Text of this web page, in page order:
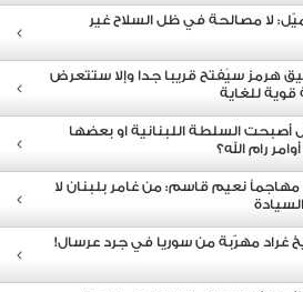
لا مصالحة في ظل السلاح غير
هرمز سيُفتح قريبا جدا وإلا ستتعرض
قوية للغاية
أصبحت السلطة اللبنانية او بعضها
رام الله؟
نعيم قاسم: من غامر بلبنان لا
غراد مهرّبة من سوريا في جرد عرسال!